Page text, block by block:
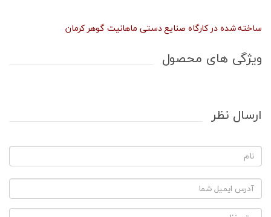
ساخته شده در کارگاه صنایع دستی ماهانیت گوهر کرمان
ویژگی های محصول
ارسال نظر